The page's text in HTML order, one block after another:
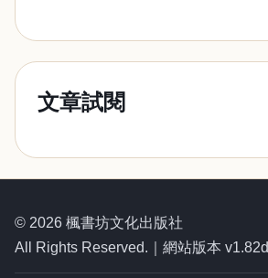
文章試閱
© 2026 楓書坊文化出版社
All Rights Reserved.｜網站版本 v1.82d